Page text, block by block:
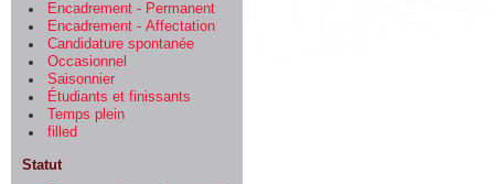
Encadrement - Permanent
Encadrement - Affectation
Candidature spontanée
Occasionnel
Saisonnier
Étudiants et finissants
Temps plein
filled
Statut